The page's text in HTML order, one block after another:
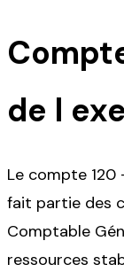
de l
Le compte
fait partie des
Comptable
ressources